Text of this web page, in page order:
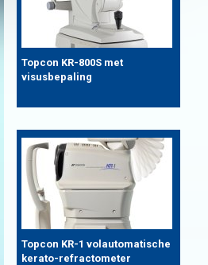
Topcon KR-800S met
visusbepaling
Topcon KR-1 volautomatische
kerato-refractometer